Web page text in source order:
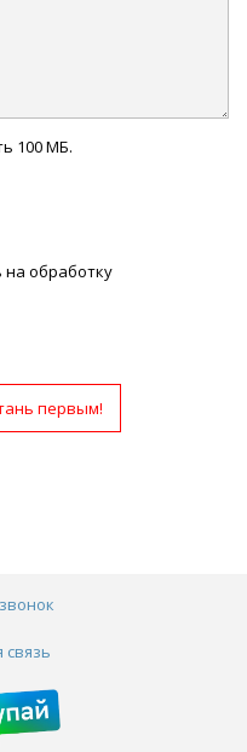
100 МБ.
на обработку
первым!
связь